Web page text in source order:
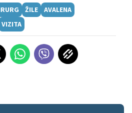
ŽILE
AVALENA
VIZITA